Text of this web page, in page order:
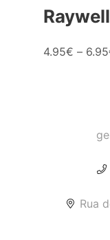
4.95€ – 6.95
Rua